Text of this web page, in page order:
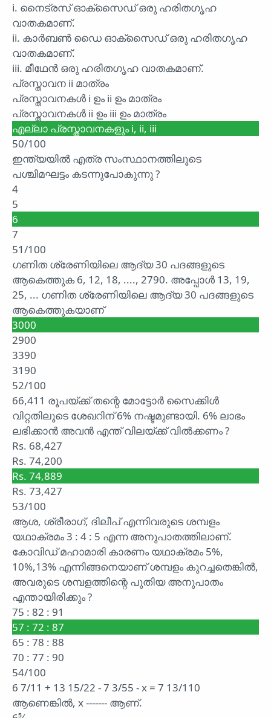
i. നൈട്രസ് ഓക്സൈഡ് ഒരു ഹരിതഗൃഹ
വാതകമാണ്.
ii. കാർബൺ ഡൈ ഓക്സൈഡ് ഒരു ഹരിതഗൃഹ
വാതകമാണ്.
iii. മീഥേൻ ഒരു ഹരിതഗൃഹ വാതകമാണ്.
പ്രസ്താവന ii മാത്രം
പ്രസ്താവനകൾ i ഉം ii ഉം മാത്രം
പ്രസ്താവനകൾ ii ഉം iii ഉം മാത്രം
എല്ലാ പ്രസ്താവനകളും i, ii, iii
50/100
ഇന്ത്യയിൽ എത്ര സംസ്ഥാനത്തിലൂടെ
പശ്ചിമഘട്ടം കടന്നുപോകുന്നു ?
4
5
6
7
51/100
ഗണിത ശ്രേണിയിലെ ആദ്യ 30 പദങ്ങളുടെ
ആകെത്തുക 6, 12, 18, ...., 2790. അപ്പോൾ 13, 19,
25, ... ഗണിത ശ്രേണിയിലെ ആദ്യ 30 പദങ്ങളുടെ
ആകെത്തുകയാണ്
3000
2900
3390
3190
52/100
66,411 രൂപയ്ക്ക് തന്റെ മോട്ടോർ സൈക്കിൾ
വിറ്റതിലൂടെ ശേഖറിന് 6% നഷ്ടമുണ്ടായി. 6% ലാഭം
ലഭിക്കാൻ അവൻ എന്ത് വിലയ്ക്ക് വിൽക്കണം ?
Rs. 68,427
Rs. 74,200
Rs. 74,889
Rs. 73,427
53/100
ആശ, ശ്രീരാഗ്, ദിലീപ് എന്നിവരുടെ ശമ്പളം
യഥാക്രമം 3 : 4 : 5 എന്ന അനുപാതത്തിലാണ്.
കോവിഡ് മഹാമാരി കാരണം യഥാക്രമം 5%,
10%,13% എന്നിങ്ങനെയാണ് ശമ്പളം കുറച്ചതെങ്കിൽ,
അവരുടെ ശമ്പളത്തിന്റെ പുതിയ അനുപാതം
എന്തായിരിക്കും ?
75 : 82 : 91
57 : 72 : 87
65 : 78 : 88
70 : 77 : 90
54/100
6 7/11 + 13 15/22 - 7 3/55 - x = 7 13/110
ആണെങ്കിൽ, x ------- ആണ്.